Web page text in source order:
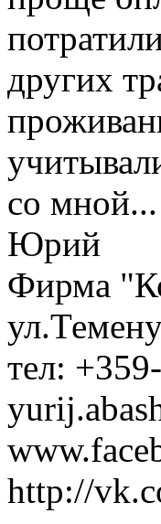
других
со мной...
Юрий
Фирма
тел:
http://